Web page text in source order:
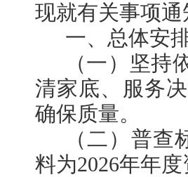
现就有关事项通
一、总体安
（一）坚持
清家底、服务
确保质量。
（二）普查
料为2026年年度